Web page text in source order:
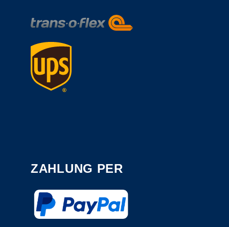
ZAHLUNG PER